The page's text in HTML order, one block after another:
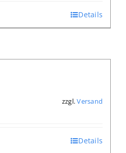
Details
zzgl.Versand
Details